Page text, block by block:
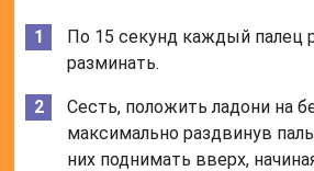
По 15 секунд каждый палец
разминать.
Сесть, положить ладони на
максимально раздвинув
них поднимать вверх,